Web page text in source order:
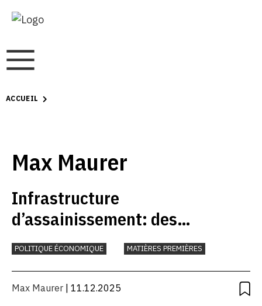
ACCUEIL
Max Maurer
Infrastructure
d’assainissement: des
investissements substantiels
sont nécessaires
POLITIQUE ÉCONOMIQUE MATIÈRES PREMIÈRES
Max Maurer | 11.12.2025